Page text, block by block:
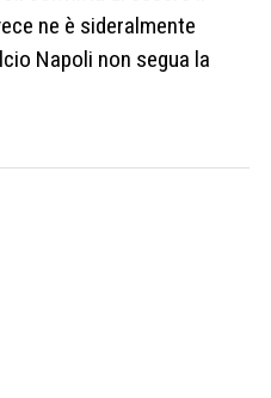
ne è sideralmente
Napoli non segua la